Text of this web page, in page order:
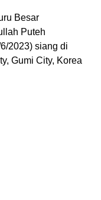
Besar
Puteh
2023) siang di
Gumi City, Korea